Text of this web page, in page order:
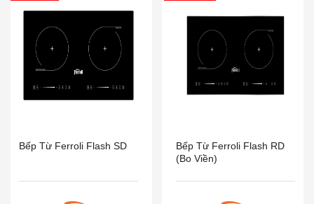
Bếp Từ Ferroli Flash SD
Bếp Từ Ferroli Flash RD
(Bo Viền)